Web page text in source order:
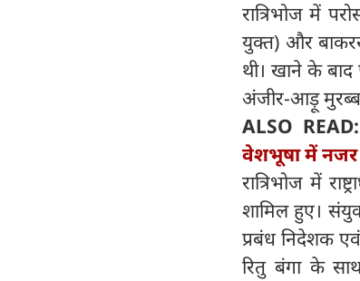
रात्रिभोज में
युक्त) और
थी। खाने के बाद
अंजीर-आड़ू
ALSO READ:
वेशभूषा में नजर
रात्रिभोज में
शामिल हुए।
प्रबंध निदेशक
रितु बंगा के